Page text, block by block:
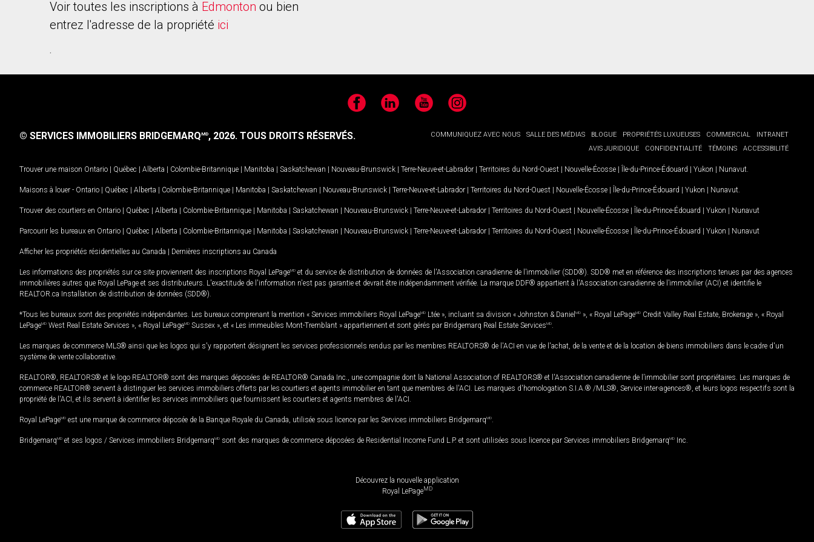
Voir toutes les inscriptions à Edmonton ou bien
entrez l'adresse de la propriété ici
.
FacebookLinkedIn YouTubeInstagram
COMMUNIQUEZ AVEC NOUS SALLE DES MÉDIAS BLOGUE PROPRIÉTÉS LUXUEUSES COMMERCIAL
INTRANET
AVIS JURIDIQUE
CONFIDENTIALITÉ TÉMOINS ACCESSIBILITÉ
© SERVICES IMMOBILIERS BRIDGEMARQMD, 2026. TOUS DROITS RÉSERVÉS.
Trouver une maison Ontario | Québec | Alberta | Colombie-Britannique | Manitoba | Saskatchewan | Nouveau-Brunswick | Terre-Neuve-et-Labrador | Territoires du Nord-Ouest | Nouvelle-Écosse | Île-du-Prince-Édouard | Yukon | Nunavut
Maisons à louer - Ontario | Québec | Alberta | Colombie-Britannique | Manitoba | Saskatchewan | Nouveau-Brunswick | Terre-Neuve-et-Labrador | Territoires du Nord-Ouest | Nouvelle-Écosse | Île-du-Prince-Édouard | Yukon | Nunavut
Trouver des courtiers en Ontario | Québec | Alberta | Colombie-Britannique | Manitoba | Saskatchewan | Nouveau-Brunswick | Terre-Neuve-et-Labrador | Territoires du Nord-Ouest | Nouvelle-Écosse | Île-du-Prince-Édouard | Yukon | Nunavut
Parcourir les bureaux en Ontario | Québec | Alberta | Colombie-Britannique | Manitoba | Saskatchewan | Nouveau-Brunswick | Terre-Neuve-et-Labrador | Territoires du Nord-Ouest | Nouvelle-Écosse | Île-du-Prince-Édouard | Yukon | Nunavut
Afficher les propriétés résidentielles au Canada | Dernières inscriptions au Canada
Les informations des propriétés sur ce site proviennent des inscriptions Royal LePageMD et du service de distribution de données de l'Association canadienne de l’immobilier (SDD®). SDD® met en référence des inscriptions tenues par des agences
immobilières autres que Royal LePage et ses distributeurs. L'exactitude de l'information n'est pas garantie et devrait être indépendamment vérifiée. La marque DDF® appartient à l'Association canadienne de l’immobilier (ACI) et identifie le
REALTOR.ca Installation de distribution de données (SDD®).
*Tous les bureaux sont des propriétés indépendantes. Les bureaux comprenant la mention « Services immobiliers Royal LePageMD Ltée », incluant sa division « Johnston & Daniel MD », « Royal LePageMD Credit Valley Real Estate, Brokerage », « Royal
LePageMD West Real Estate Services », « Royal LePageMD Sussex », et « Les immeubles Mont-Tremblant » appartiennent et sont gérés par Bridgemarq Real Estate ServicesMD
Les marques de commerce MLS® ainsi que les logos qui s'y rapportent désignent les services professionnels rendus par les membres REALTORS® de l'ACI en vue de l'achat, de la vente et de la location de biens immobiliers dans le cadre d'un
système de vente collaborative.
REALTOR®, REALTORS® et le logo REALTOR® sont des marques déposées de REALTOR® Canada Inc., une compagnie dont la National Association of REALTORS® et l'Association canadienne de l’immobilier sont propriétaires. Les marques de
commerce REALTOR® servent à distinguer les services immobiliers offerts par les courtiers et agents immobilier en tant que membres de l'ACI. Les marques d'homologation S.I.A.® /MLS®, Service inter-agences®, et leurs logos respectifs sont la
propriété de l'ACI, et ils servent à identifier les services immobiliers que fournissent les courtiers et agents membres de l'ACI.
Royal LePageMD est une marque de commerce déposée de la Banque Royale du Canada, utilisée sous licence par les Services immobiliers BridgemarqMD
BridgemarqMD et ses logos / Services immobiliers BridgemarqMD sont des marques de commerce déposées de Residential Income Fund L.P. et sont utilisées sous licence par Services immobiliers BridgemarqMD Inc.
Découvrez la nouvelle application
Royal LePageMD